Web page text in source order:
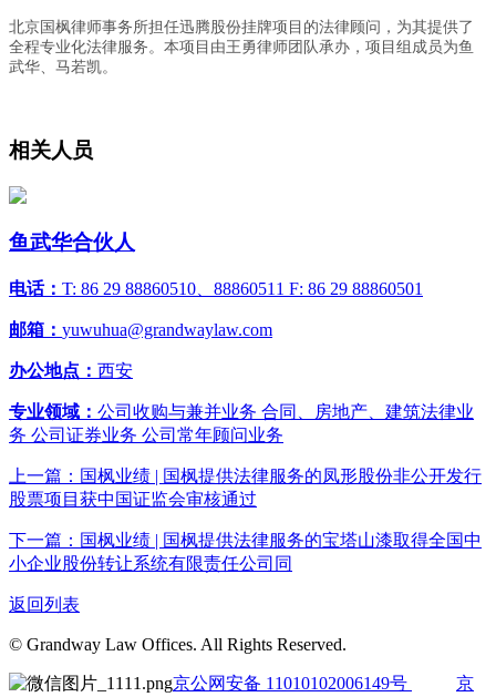
北京国枫律师事务所担任迅腾股份挂牌项目的法律顾问，为其提供了
全程专业化法律服务。本项目由王勇律师团队承办，项目组成员为鱼
武华、马若凯。
相关人员
鱼武华合伙人
电话： T: 86 29 88860510、88860511 F: 86 29 88860501
邮箱： yuwuhua@grandwaylaw.com
办公地点： 西安
专业领域： 公司收购与兼并业务 合同、房地产、建筑法律业
务 公司证券业务 公司常年顾问业务
上一篇：国枫业绩 | 国枫提供法律服务的凤形股份非公开发行
股票项目获中国证监会审核通过
下一篇：国枫业绩 | 国枫提供法律服务的宝塔山漆取得全国中
小企业股份转让系统有限责任公司同
返回列表
© Grandway Law Offices. All Rights Reserved.
京公网安备 11010102006149号 京